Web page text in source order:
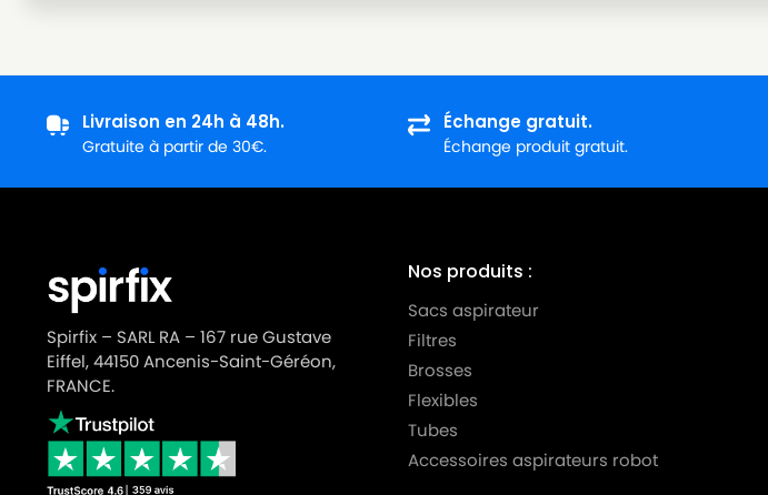
BESTRON
BESTRON VCH 4806 E
Livraison en 24h à 48h.
Gratuite à partir de 30€.
Échange gratuit.
Échange produit gratuit.
Spirfix – SARL RA – 167 rue Gustave
Eiffel, 44150 Ancenis-Saint-Géréon,
FRANCE.
Nos produits :
Sacs aspirateur
Filtres
Brosses
Flexibles
Tubes
Accessoires aspirateurs robot